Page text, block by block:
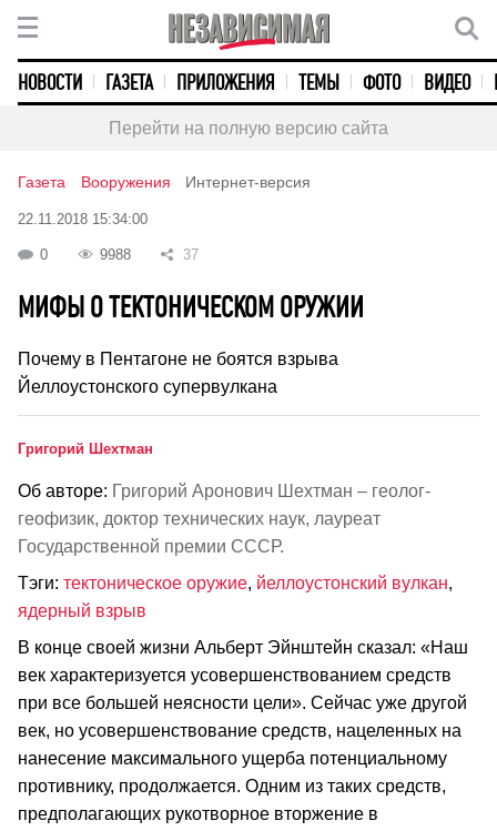
НОВОСТИ ГАЗЕТА ПРИЛОЖЕНИЯ ТЕМЫ ФОТО ВИДЕО
Перейти на полную версию сайта
Газета Вооружения Интернет-версия
22.11.2018 15:34:00
0 9988 37
МИФЫ О ТЕКТОНИЧЕСКОМ ОРУЖИИ
Почему в Пентагоне не боятся взрыва
Йеллоустонского супервулкана
Григорий Шехтман
Об авторе: Григорий Аронович Шехтман – геолог-
геофизик, доктор технических наук, лауреат
Государственной премии СССР.
Тэги: тектоническое оружие, йеллоустонский вулкан,
ядерный взрыв
В конце своей жизни Альберт Эйнштейн сказал: «Наш
век характеризуется усовершенствованием средств
при все большей неясности цели». Сейчас уже другой
век, но усовершенствование средств, нацеленных на
нанесение максимального ущерба потенциальному
противнику, продолжается. Одним из таких средств,
предполагающих рукотворное вторжение в